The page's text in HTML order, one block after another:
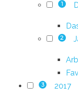
1
2
3 2017